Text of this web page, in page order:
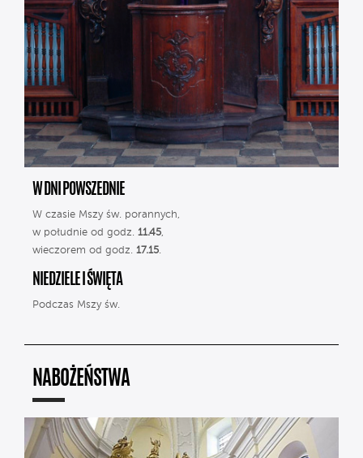
W DNI POWSZEDNIE
W czasie Mszy św. porannych,
w południe od godz. 11.45
wieczorem od godz. 17.15
NIEDZIELE I ŚWIĘTA
Podczas Mszy św.
NABOŻEŃSTWA